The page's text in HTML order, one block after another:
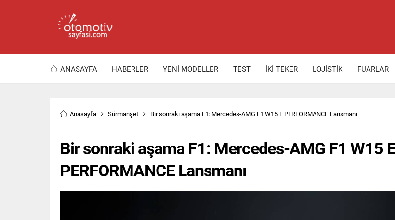
ANASAYFA HABERLER YENİ MODELLER TEST İKİ TEKER LOJİSTİK FUARLAR
Anasayfa Sürmanşet Bir sonraki aşama F1: Mercedes-AMG F1 W15 E PERFORMANCE Lansmanı
Bir sonraki aşama F1: Mercedes-AMG F1 W15 E
PERFORMANCE Lansmanı